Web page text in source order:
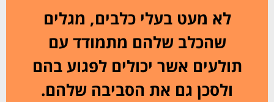
לא מעט בעלי כלבים, מגלים
שהכלב שלהם מתמודד עם
תולעים אשר יכולים לפגוע בהם
ולסכן גם את הסביבה שלהם.